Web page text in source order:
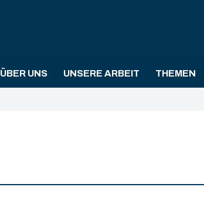
ÜBER UNS UNSERE ARBEIT THEMEN